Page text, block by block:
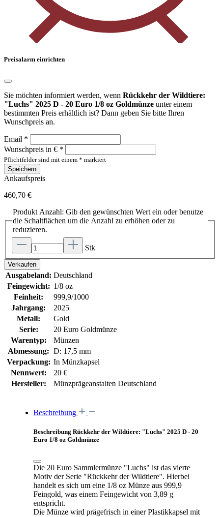
Preisalarm einrichten
Sie möchten informiert werden, wenn Rückkehr der Wildtiere:
"Luchs" 2025 D - 20 Euro 1/8 oz Goldmünze unter einem
bestimmten Preis erhältlich ist? Dann geben Sie bitte Ihren
Wunschpreis an.
Email *
Wunschpreis in € *
Pflichtfelder sind mit einem * markiert
Speichern
Ankaufspreis
460,70 €
Produkt Anzahl: Gib den gewünschten Wert ein oder benutze
die Schaltflächen um die Anzahl zu erhöhen oder zu
reduzieren.
Stk
Verkaufen
Ausgabeland: Deutschland
Feingewicht: 1/8 oz
Feinheit:
999,9/1000
Jahrgang:
2025
Metall:
Gold
Serie:
20 Euro Goldmünze
Warentyp:
Münzen
Abmessung: D: 17,5 mm
Verpackung: In Münzkapsel
Nennwert:
20 €
Hersteller:
Münzprägeanstalten Deutschland
Beschreibung
Beschreibung Rückkehr der Wildtiere: "Luchs" 2025 D - 20
Euro 1/8 oz Goldmünze
Die 20 Euro Sammlermünze "Luchs" ist das vierte
Motiv der Serie "Rückkehr der Wildtiere". Hierbei
handelt es sich um eine 1/8 oz Münze aus 999,9
Feingold, was einem Feingewicht von 3,89 g
entspricht.
Die Münze wird prägefrisch in einer Plastikkapsel mit